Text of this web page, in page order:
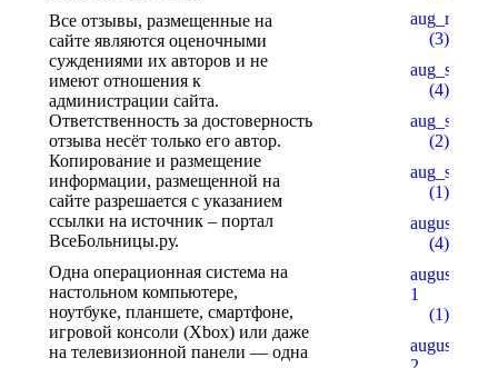
Все отзывы, размещенные на
сайте являются оценочными
суждениями их авторов и не
имеют отношения к
администрации сайта.
Ответственность за достоверность
отзыва несёт только его автор.
Копирование и размещение
информации, размещенной на
сайте разрешается с указанием
ссылки на источник – портал
ВсеБольницы.ру.
Одна операционная система на
настольном компьютере,
ноутбуке, планшете, смартфоне,
игровой консоли (Xbox) или даже
на телевизионной панели — одна
aug_rb
(3)
aug_sb
(4)
aug_slot_1
(2)
aug_slot_3
(1)
august_pb
(4)
1
(1)